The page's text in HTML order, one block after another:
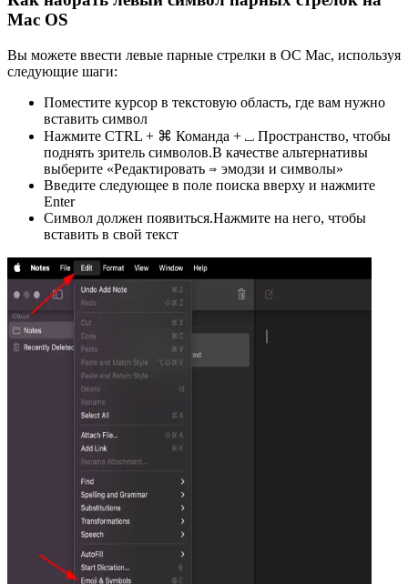
Mac OS
Вы можете ввести левые парные стрелки в ОС Mac, используя
следующие шаги:
Поместите курсор в текстовую область, где вам нужно
вставить символ
Нажмите CTRL + ⌘ Команда + ⎵ Пространство, чтобы
поднять зритель символов.В качестве альтернативы
выберите «Редактировать ⇒ эмодзи и символы»
Введите следующее в поле поиска вверху и нажмите
Enter
Символ должен появиться.Нажмите на него, чтобы
вставить в свой текст